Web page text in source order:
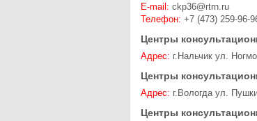
E-mail: ckp36@rtrn.ru
Телефон: +7 (473) 259-96-
Центры
Адрес: г.Нальчик ул.
Центры
Адрес: г.Вологда ул.
Центры